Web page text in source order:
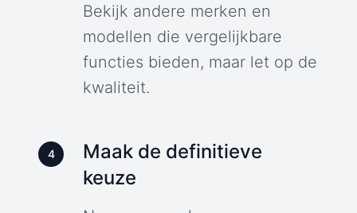
Bekijk andere merken en
modellen die vergelijkbare
functies bieden, maar let op de
kwaliteit.
4
Maak de definitieve
keuze